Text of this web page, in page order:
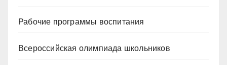
Рабочие программы воспитания
Всероссийская олимпиада школьников